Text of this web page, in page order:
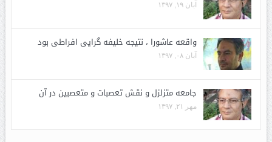
آبان ۱۹, ۱۳۹۷
واقعه عاشورا ، نتیجه خلیفه گرایی افراطی بود
آبان ۰۸, ۱۳۹۷
جامعه متزلزل و نقش تعصبات و متعصبین در آن
مهر ۲۱, ۱۳۹۷